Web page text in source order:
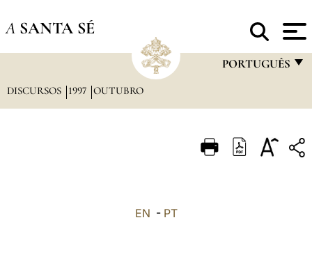
A SANTA SÉ
PORTUGUÊS
ITALIANO
DISCURSOS 1997 OUTUBRO
EN - PT